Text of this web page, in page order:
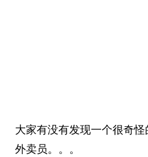
大家有没有发现一个很奇
外卖员。。。